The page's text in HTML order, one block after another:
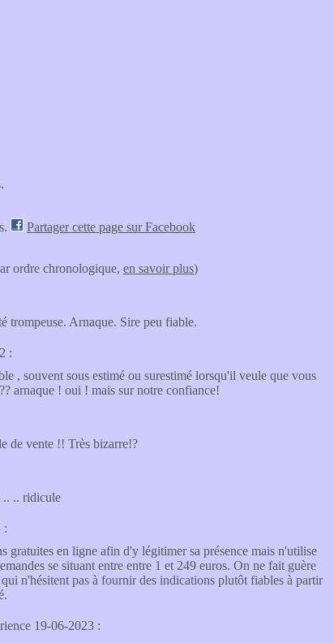
Partager cette page sur Facebook
ordre chronologique, en savoir plus)
trompeuse. Arnaque. Sire peu fiable.
:
, souvent sous estimé ou surestimé lorsqu'il veule que vous
arnaque ! oui ! mais sur notre confiance!
de vente !! Très bizarre!?
.. .. ridicule
:
gratuites en ligne afin d'y légitimer sa présence mais n'utilise
se situant entre entre 1 et 249 euros. On ne fait guère
n'hésitent pas à fournir des indications plutôt fiables à partir
19-06-2023 :